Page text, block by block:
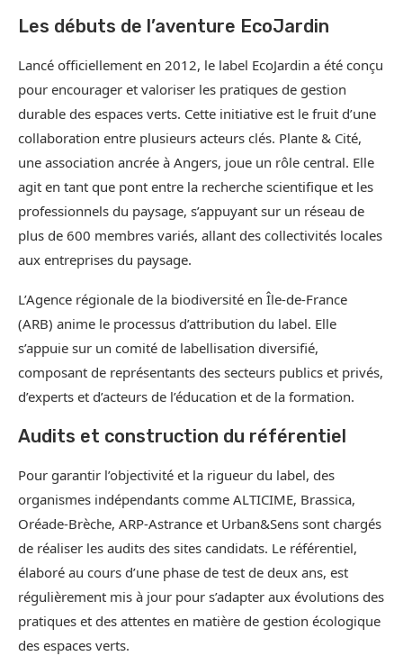
Les débuts de l’aventure EcoJardin
Lancé officiellement en 2012, le label EcoJardin a été conçu
pour encourager et valoriser les pratiques de gestion
durable des espaces verts. Cette initiative est le fruit d’une
collaboration entre plusieurs acteurs clés. Plante & Cité,
une association ancrée à Angers, joue un rôle central. Elle
agit en tant que pont entre la recherche scientifique et les
professionnels du paysage, s’appuyant sur un réseau de
plus de 600 membres variés, allant des collectivités locales
aux entreprises du paysage.
L’Agence régionale de la biodiversité en Île-de-France
(ARB) anime le processus d’attribution du label. Elle
s’appuie sur un comité de labellisation diversifié,
composant de représentants des secteurs publics et privés,
d’experts et d’acteurs de l’éducation et de la formation.
Audits et construction du référentiel
Pour garantir l’objectivité et la rigueur du label, des
organismes indépendants comme ALTICIME, Brassica,
Oréade-Brèche, ARP-Astrance et Urban&Sens sont chargés
de réaliser les audits des sites candidats. Le référentiel,
élaboré au cours d’une phase de test de deux ans, est
régulièrement mis à jour pour s’adapter aux évolutions des
pratiques et des attentes en matière de gestion écologique
des espaces verts.